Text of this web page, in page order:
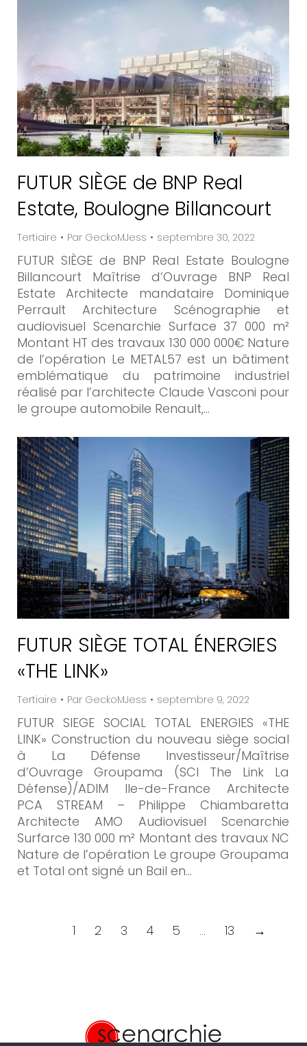
FUTUR SIÈGE de BNP Real
Estate, Boulogne Billancourt
Tertiaire Par GeckoMJess septembre 30, 2022
FUTUR SIÈGE de BNP Real Estate Boulogne
Billancourt Maîtrise d’Ouvrage BNP Real
Estate Architecte mandataire Dominique
Perrault Architecture Scénographie et
audiovisuel Scenarchie Surface 37 000 m²
Montant HT des travaux 130 000 000€ Nature
de l’opération Le METAL57 est un bâtiment
emblématique du patrimoine industriel
réalisé par l’architecte Claude Vasconi pour
le groupe automobile Renault,…
FUTUR SIÈGE TOTAL ÉNERGIES
«THE LINK»
Tertiaire Par GeckoMJess septembre 9, 2022
FUTUR SIEGE SOCIAL TOTAL ENERGIES «THE
LINK» Construction du nouveau siège social
à La Défense Investisseur/Maîtrise
d’Ouvrage Groupama (SCI The Link La
Défense)/ADIM Ile-de-France Architecte
PCA STREAM – Philippe Chiambaretta
Architecte AMO Audiovisuel Scenarchie
Surfarce 130 000 m² Montant des travaux NC
Nature de l’opération Le groupe Groupama
et Total ont signé un Bail en…
1 2 3 4 5 … 13 →